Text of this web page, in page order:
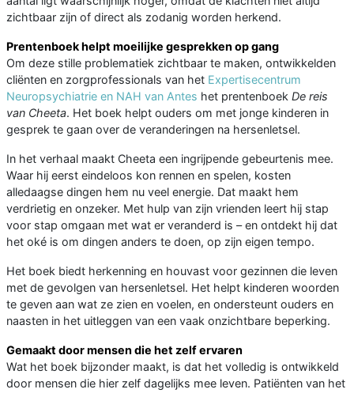
zichtbaar zijn of direct als zodanig worden herkend.
Prentenboek helpt moeilijke gesprekken op gang
Om deze stille problematiek zichtbaar te maken, ontwikkelden
cliënten en zorgprofessionals van het Expertisecentrum
Neuropsychiatrie en NAH van Antes het prentenboek De reis
van Cheeta. Het boek helpt ouders om met jonge kinderen in
gesprek te gaan over de veranderingen na hersenletsel.
In het verhaal maakt Cheeta een ingrijpende gebeurtenis mee.
Waar hij eerst eindeloos kon rennen en spelen, kosten
alledaagse dingen hem nu veel energie. Dat maakt hem
verdrietig en onzeker. Met hulp van zijn vrienden leert hij stap
voor stap omgaan met wat er veranderd is – en ontdekt hij dat
het oké is om dingen anders te doen, op zijn eigen tempo.
Het boek biedt herkenning en houvast voor gezinnen die leven
met de gevolgen van hersenletsel. Het helpt kinderen woorden
te geven aan wat ze zien en voelen, en ondersteunt ouders en
naasten in het uitleggen van een vaak onzichtbare beperking.
Gemaakt door mensen die het zelf ervaren
Wat het boek bijzonder maakt, is dat het volledig is ontwikkeld
door mensen die hier zelf dagelijks mee leven. Patiënten van het